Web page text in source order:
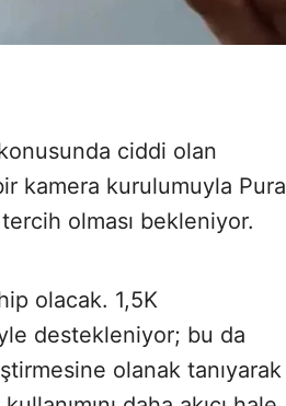
ciddi olan
kamera kurulumuyla Pura
olması bekleniyor.
olacak. 1,5K
destekleniyor; bu da
olanak tanıyarak